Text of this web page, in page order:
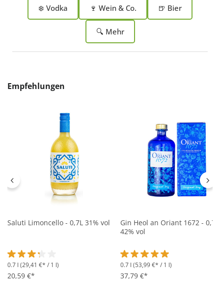
❄️ Vodka 🍷 Wein & Co. 🍺 Bier
🔍 Mehr
Produktgalerie überspringen
Empfehlungen
Saluti Limoncello - 0,7L 31% vol
Durchschnittliche Bewertung von 3.2 von 5 Sternen
0.7 l (29,41 €* / 1 l)
20,59 €*
Gin Heol an Oriant 1672 - 0,7L
42% vol
Durchschnittliche
0.7 l (53,99 €* / 1 l)
37,79 €*